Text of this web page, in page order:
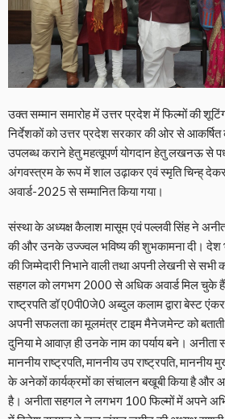
उक्त सम्मान समारोह में उत्तर प्रदेश में फिल्मों की
निर्देशकों को उत्तर प्रदेश सरकार की ओर से
उपलब्ध कराने हेतु महत्वूपर्ण योगदान हेतु लखनऊ से
अंगवस्त्रम के रूप में शाल उढ़ाकर एवं स्मृति चिन्ह् देकर
अवार्ड-2025 से सम्मानित किया गया।
संस्था के अध्यक्ष कैलाश मासूम एवं पल्लवी सिंह ने
की और उनके उज्ज्वल भविष्य की शुभकामना दी।
की जिम्मेदारी निभाने वाली तथा अपनी लेखनी से सभी
सहगल को लगभग 2000 से अधिक अवार्ड मिल चुके हैं,
राष्ट्रपति डॉ ए0पी0जे0 अब्दुल कलाम द्वारा बेस्ट
अपनी सफलता का मूलमंत्र टाइम मैनेजमेन्ट को
दुनिया मे आवाज़ ही उनके नाम का पर्याय बने। अनीता
माननीय राष्ट्रपति, माननीय उप राष्ट्रपति, माननीय
के अनेकों कार्यक्रमों का संचालन बखूबी किया है और
है। अनीता सहगल ने लगभग 100 फिल्मों में अपने